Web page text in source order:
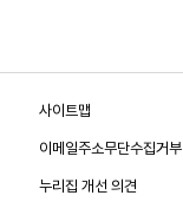
사이트맵
이메일주소무단수집거부
누리집 개선 의견